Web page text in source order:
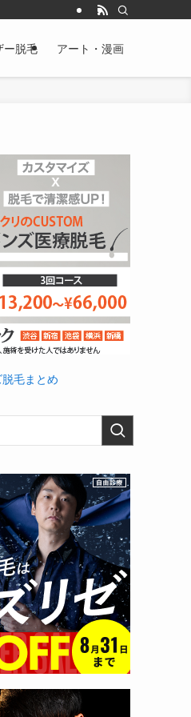
ー脱毛 アート・漫画
毛まとめ